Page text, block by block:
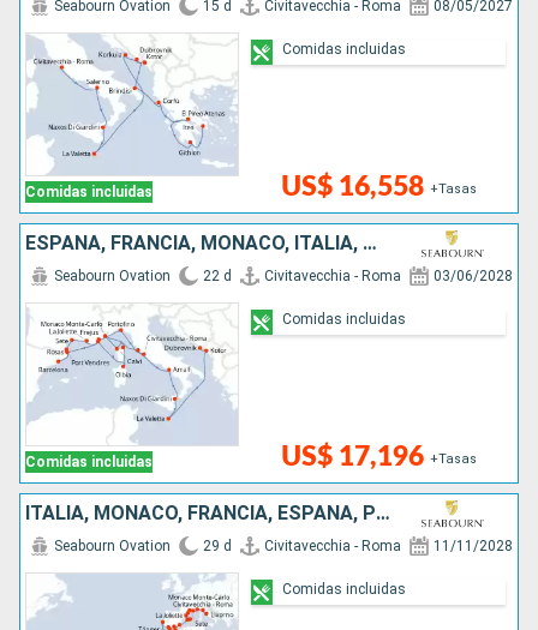
Comidas incluidas
Seabourn Ovation 15 d Civitavecchia - Roma 08/05/2027
US$ 16,558 +Tasas
Comidas incluidas
ESPAÑA, FRANCIA, MONACO, ITALIA, MALTA, MONTENEGRO, CROACIA
Comidas incluidas
Seabourn Ovation 22 d Civitavecchia - Roma 03/06/2028
US$ 17,196 +Tasas
Comidas incluidas
ITALIA, MONACO, FRANCIA, ESPAÑA, PORTUGAL, MARRUECOS, BARBADOS
Seabourn Ovation 29 d Civitavecchia - Roma 11/11/2028
Comidas incluidas